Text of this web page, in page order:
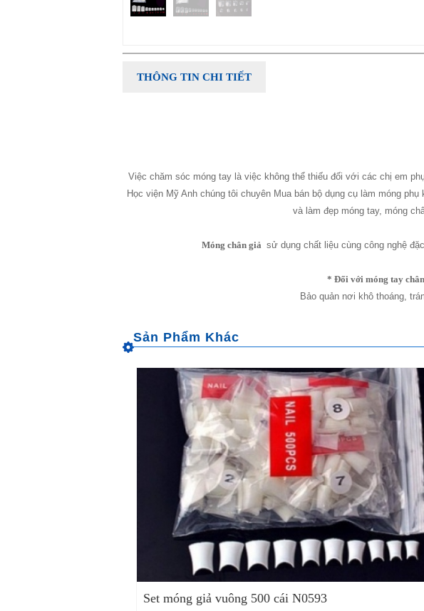
THÔNG TIN CHI TIẾT
Việc chăm sóc móng tay là việc không thể thiếu đối với các chị em
Học viện Mỹ Anh chúng tôi chuyên Mua bán bộ dụng cụ làm móng
và làm đẹp móng tay, móng
Móng chân giả sử dụng chất liệu cùng công nghệ
* Đối với móng tay
Bảo quản nơi khô thoáng,
Set móng giả vuông 500 cái N0593